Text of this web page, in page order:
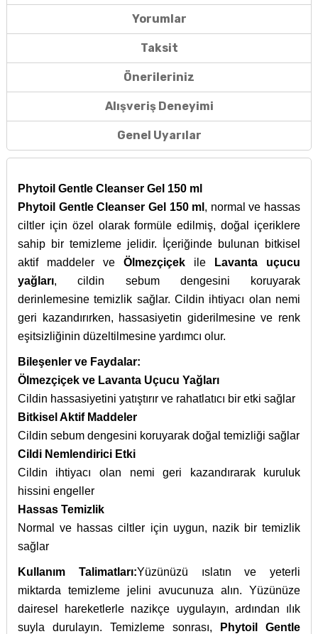
Yorumlar
Taksit
Önerileriniz
Alışveriş Deneyimi
Genel Uyarılar
Phytoil Gentle Cleanser Gel 150 ml
Phytoil Gentle Cleanser Gel 150 ml , normal ve hassas
ciltler için özel olarak formüle edilmiş, doğal içeriklere
sahip bir temizleme jelidir. İçeriğinde bulunan bitkisel
aktif maddeler ve Ölmezçiçek ile
Lavanta uçucu
yağları, cildin sebum dengesini koruyarak
derinlemesine temizlik sağlar. Cildin ihtiyacı olan nemi
geri kazandırırken, hassasiyetin giderilmesine ve renk
eşitsizliğinin düzeltilmesine yardımcı olur.
Bileşenler ve Faydalar:
Ölmezçiçek ve Lavanta Uçucu Yağları
Cildin hassasiyetini yatıştırır ve rahatlatıcı bir etki sağlar
Bitkisel Aktif Maddeler
Cildin sebum dengesini koruyarak doğal temizliği sağlar
Cildi Nemlendirici Etki
Cildin ihtiyacı olan nemi geri kazandırarak kuruluk
hissini engeller
Hassas Temizlik
Normal ve hassas ciltler için uygun, nazik bir temizlik
sağlar
Kullanım Talimatları:Yüzünüzü ıslatın ve yeterli
miktarda temizleme jelini avucunuza alın. Yüzünüze
dairesel hareketlerle nazikçe uygulayın, ardından ılık
suyla durulayın. Temizleme sonrası,
Phytoil Gentle